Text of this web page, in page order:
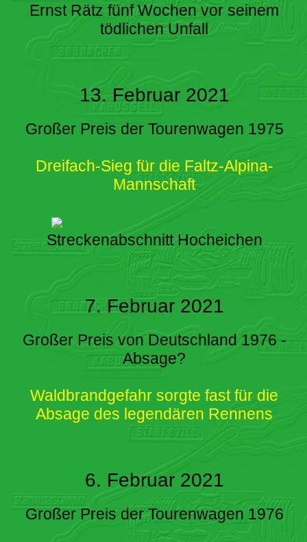
Ernst Rätz fünf Wochen vor seinem
tödlichen Unfall
13. Februar 2021
Großer Preis der Tourenwagen 1975
Dreifach-Sieg für die Faltz-Alpina-
Mannschaft
Streckenabschnitt Hocheichen
7. Februar 2021
Großer Preis von Deutschland 1976 -
Absage?
Waldbrandgefahr sorgte fast für die
Absage des legendären Rennens
6. Februar 2021
Großer Preis der Tourenwagen 1976